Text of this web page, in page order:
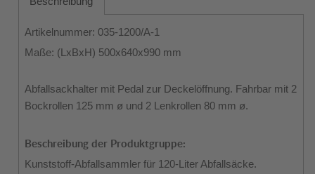
Artikelnummer: 035-1200/A-1
Maße: (LxBxH) 500x640x990 mm
Abfallsackhalter mit Pedal zur Deckelöffnung. Fahrbar mit 2
Bockrollen 125 mm ø und 2 Lenkrollen 80 mm ø.
Beschreibung der Produktgruppe:
Kunststoff-Abfallsammler für 120-Liter Abfallsäcke.